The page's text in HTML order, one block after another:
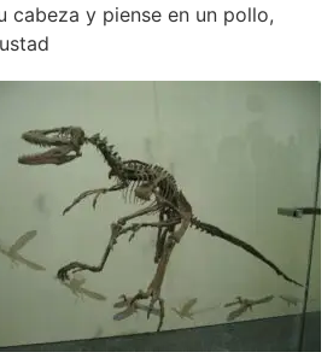
cabeza y piense en un pollo,